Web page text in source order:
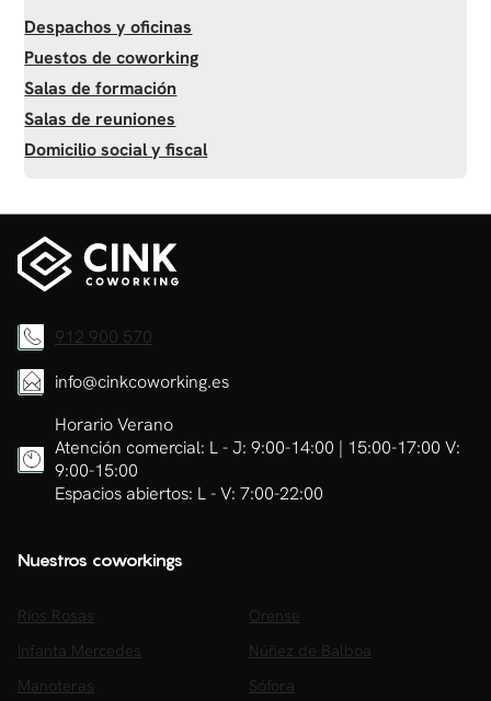
Despachos y oficinas
Puestos de coworking
Salas de formación
Salas de reuniones
Domicilio social y fiscal
912 900 570
info@cinkcoworking.es
Horario Verano
Atención comercial: L - J: 9:00-14:00 | 15:00-17:00 V:
9:00-15:00
Espacios abiertos: L - V: 7:00-22:00
Nuestros coworkings
Ríos Rosas
Orense
Infanta Mercedes
Núñez de Balboa
Manoteras
Sófora